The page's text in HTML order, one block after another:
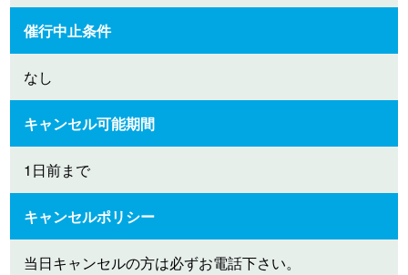
催行中止条件
なし
キャンセル可能期間
1日前まで
キャンセルポリシー
当日キャンセルの方は必ずお電話下さい。